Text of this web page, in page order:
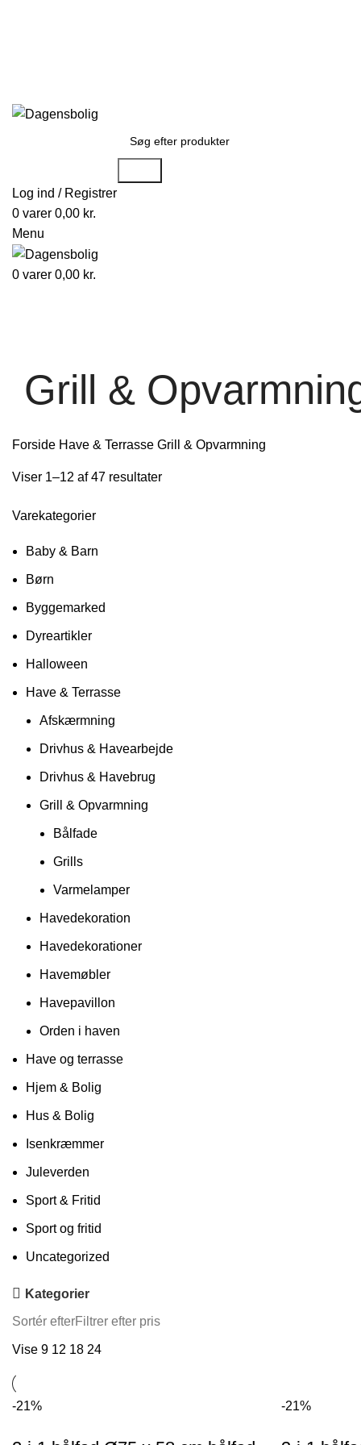
Log ind / Registrer
0 varer 0,00 kr.
Menu
0 varer 0,00 kr.
Grill &
Forside Have & Terrasse Grill & Opvarmning
Viser 1–12 af 47 resultater
Varekategorier
Baby & Barn
Børn
Byggemarked
Dyreartikler
Halloween
Have & Terrasse
Afskærmning
Drivhus & Havearbejde
Drivhus & Havebrug
Grill & Opvarmning
Bålfade
Grills
Varmelamper
Havedekoration
Havedekorationer
Havemøbler
Havepavillon
Orden i haven
Have og terrasse
Hjem & Bolig
Hus & Bolig
Isenkræmmer
Juleverden
Sport & Fritid
Sport og fritid
Uncategorized
Kategorier
Sortér efterFiltrer efter pris
Vise 9 12 18 24
-21% -21%